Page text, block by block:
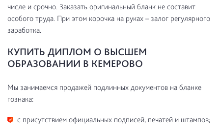
числе и срочно. Заказать оригинальный бланк не составит
особого труда. При этом корочка на руках – залог регулярного
заработка.
КУПИТЬ ДИПЛОМ О ВЫСШЕМ
ОБРАЗОВАНИИ В КЕМЕРОВО
Мы занимаемся продажей подлинных документов на бланке
гознака:
с присутствием официальных подписей, печатей и штампов;